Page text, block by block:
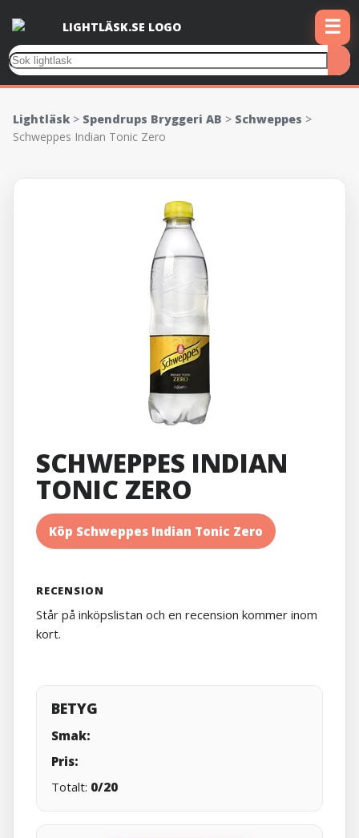
☰
Lightläsk > Spendrups Bryggeri AB > Schweppes >
Schweppes Indian Tonic Zero
SCHWEPPES INDIAN
TONIC ZERO
Köp Schweppes Indian Tonic Zero
RECENSION
Står på inköpslistan och en recension kommer inom
kort.
BETYG
Smak:
Pris:
Totalt: 0/20